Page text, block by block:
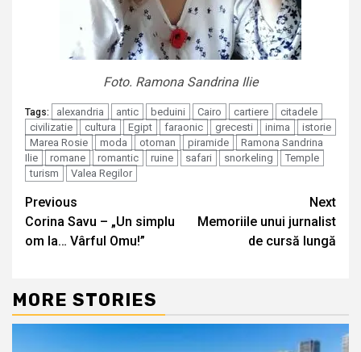
Foto. Ramona Sandrina Ilie
Tags: alexandria antic beduini Cairo cartiere
citadele
civilizatie
cultura Egipt faraonic grecesti inima
istorie
Marea Rosie
moda otoman piramide
Ramona Sandrina
Ilie
romane romantic ruine safari snorkeling
Temple
turism
Valea Regilor
Continue
Reading
Previous
Corina Savu – „Un simplu
om la… Vârful Omu!”
Next
Memoriile unui jurnalist
de cursă lungă
MORE STORIES